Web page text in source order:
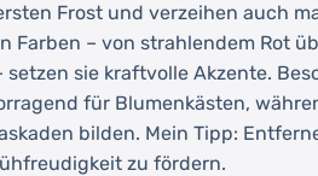
Frost und verzeihen auch
Farben – von strahlendem Rot
setzen sie kraftvolle Akzente.
für Blumenkästen,
bilden. Mein Tipp:
zu fördern.